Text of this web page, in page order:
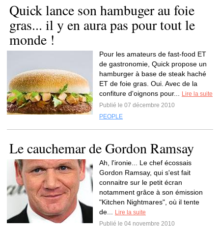
Quick lance son hambuger au foie
gras... il y en aura pas pour tout le
monde !
Pour les amateurs de fast-food ET
de gastronomie, Quick propose un
hamburger à base de steak haché
ET de foie gras. Oui. Avec de la
confiture d'oignons pour...
Lire la suite
Publié le 07 décembre 2010
PEOPLE
Le cauchemar de Gordon Ramsay
Ah, l'ironie... Le chef écossais
Gordon Ramsay, qui s'est fait
connaitre sur le petit écran
notamment grâce à son émission
"Kitchen Nightmares", où il tente
de...
Lire la suite
Publié le 04 novembre 2010